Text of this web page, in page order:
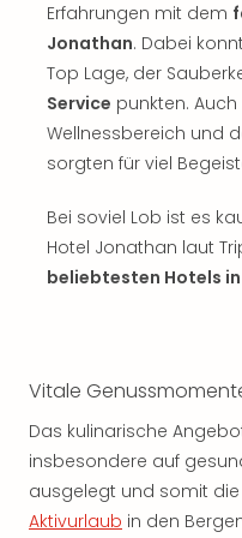
Erfahrungen mit dem
Jonathan. Dabei
Top Lage, der
Service punkten.
Wellnessbereich und
sorgten für viel
Bei soviel Lob ist es
Hotel Jonathan laut
beliebtesten Hotels
Vitale
Das kulinarische
insbesondere auf
ausgelegt und somit die
Aktivurlaub in den